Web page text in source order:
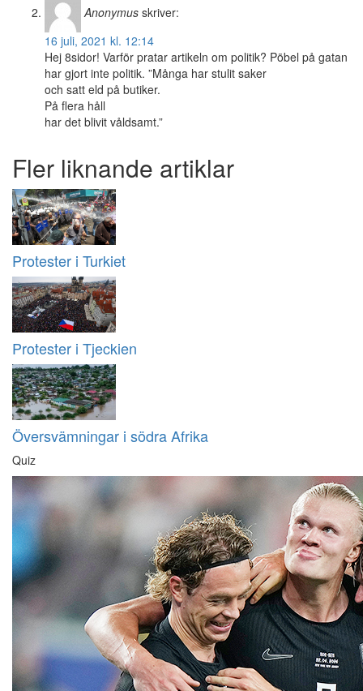
Anonymus skriver:
16 juli, 2021 kl. 12:14
Hej 8sidor! Varför pratar artikeln om politik? Pöbel på gatan
har gjort inte politik. ”Många har stulit saker
och satt eld på butiker.
På flera håll
har det blivit våldsamt.”
Fler liknande artiklar
Protester i Turkiet
Protester i Tjeckien
Översvämningar i södra Afrika
Quiz